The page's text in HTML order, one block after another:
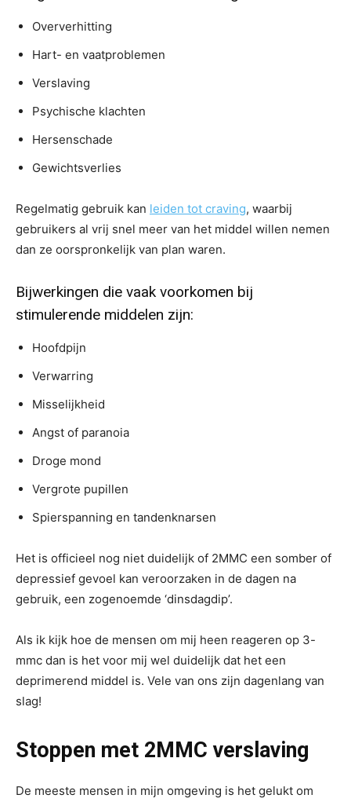
Oververhitting
Hart- en vaatproblemen
Verslaving
Psychische klachten
Hersenschade
Gewichtsverlies
Regelmatig gebruik kan leiden tot craving, waarbij
gebruikers al vrij snel meer van het middel willen nemen
dan ze oorspronkelijk van plan waren.
Bijwerkingen die vaak voorkomen bij
stimulerende middelen zijn:
Hoofdpijn
Verwarring
Misselijkheid
Angst of paranoia
Droge mond
Vergrote pupillen
Spierspanning en tandenknarsen
Het is officieel nog niet duidelijk of 2MMC een somber of
depressief gevoel kan veroorzaken in de dagen na
gebruik, een zogenoemde ‘dinsdagdip’.
Als ik kijk hoe de mensen om mij heen reageren op 3-
mmc dan is het voor mij wel duidelijk dat het een
deprimerend middel is. Vele van ons zijn dagenlang van
slag!
Stoppen met 2MMC verslaving
De meeste mensen in mijn omgeving is het gelukt om